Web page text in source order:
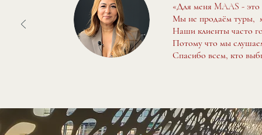
«Для меня MAAS - это
Мы не продаём туры,
Наши клиенты часто
Потому что мы
Спасибо всем, кто